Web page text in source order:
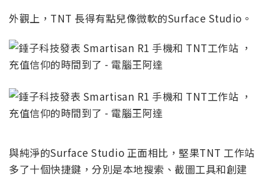
外觀上，TNT 長得有點兒像微軟的Surface Studio。
與純淨的Surface Studio 正面相比，堅果TNT 工作站
多了十個快捷鍵，分別是本地搜索、截圖工具和創建